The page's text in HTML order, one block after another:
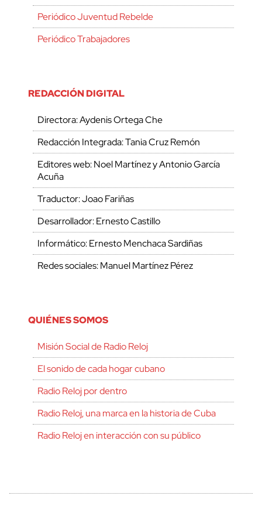
Periódico Juventud Rebelde
Periódico Trabajadores
REDACCIÓN DIGITAL
Directora: Aydenis Ortega Che
Redacción Integrada: Tania Cruz Remón
Editores web: Noel Martínez y Antonio García
Acuña
Traductor: Joao Fariñas
Desarrollador: Ernesto Castillo
Informático: Ernesto Menchaca Sardiñas
Redes sociales: Manuel Martínez Pérez
QUIÉNES SOMOS
Misión Social de Radio Reloj
El sonido de cada hogar cubano
Radio Reloj por dentro
Radio Reloj, una marca en la historia de Cuba
Radio Reloj en interacción con su público